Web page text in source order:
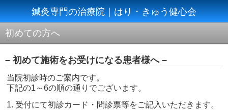
鍼灸専門の治療院｜はり・きゅう健心会
初めての方へ
– 初めて施術をお受けになる患者様へ –
当院初診時のご案内です。
下記の1～6の順の通りでございます。
1. 受付にて初診カード・問診票等をご記入いただきます。